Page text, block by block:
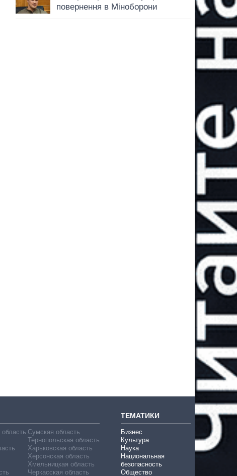
Сумская область
Тернопольская область
Харьковская область
Херсонская область
Хмельницкая область
Черкасская область
ТЕМАТИКИ
Бизнес
Культура
Наука
Национальная
безопасность
Общество